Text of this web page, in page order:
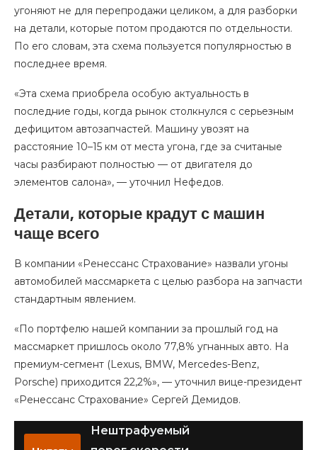
угоняют не для перепродажи целиком, а для разборки
на детали, которые потом продаются по отдельности.
По его словам, эта схема пользуется популярностью в
последнее время.
«Эта схема приобрела особую актуальность в
последние годы, когда рынок столкнулся с серьезным
дефицитом автозапчастей. Машину увозят на
расстояние 10–15 км от места угона, где за считаные
часы разбирают полностью — от двигателя до
элементов салона», — уточнил Нефедов.
Детали, которые крадут с машин
чаще всего
В компании «Ренессанс Страхование» назвали угоны
автомобилей массмаркета с целью разбора на запчасти
стандартным явлением.
«По портфелю нашей компании за прошлый год на
массмаркет пришлось около 77,8% угнанных авто. На
премиум-сегмeнт (Lexus, BMW, Mercedes-Benz,
Porsche) приходится 22,2%», — уточнил вице-президент
«Ренессанс Страхование» Сергей Демидов.
Нештрафуемый